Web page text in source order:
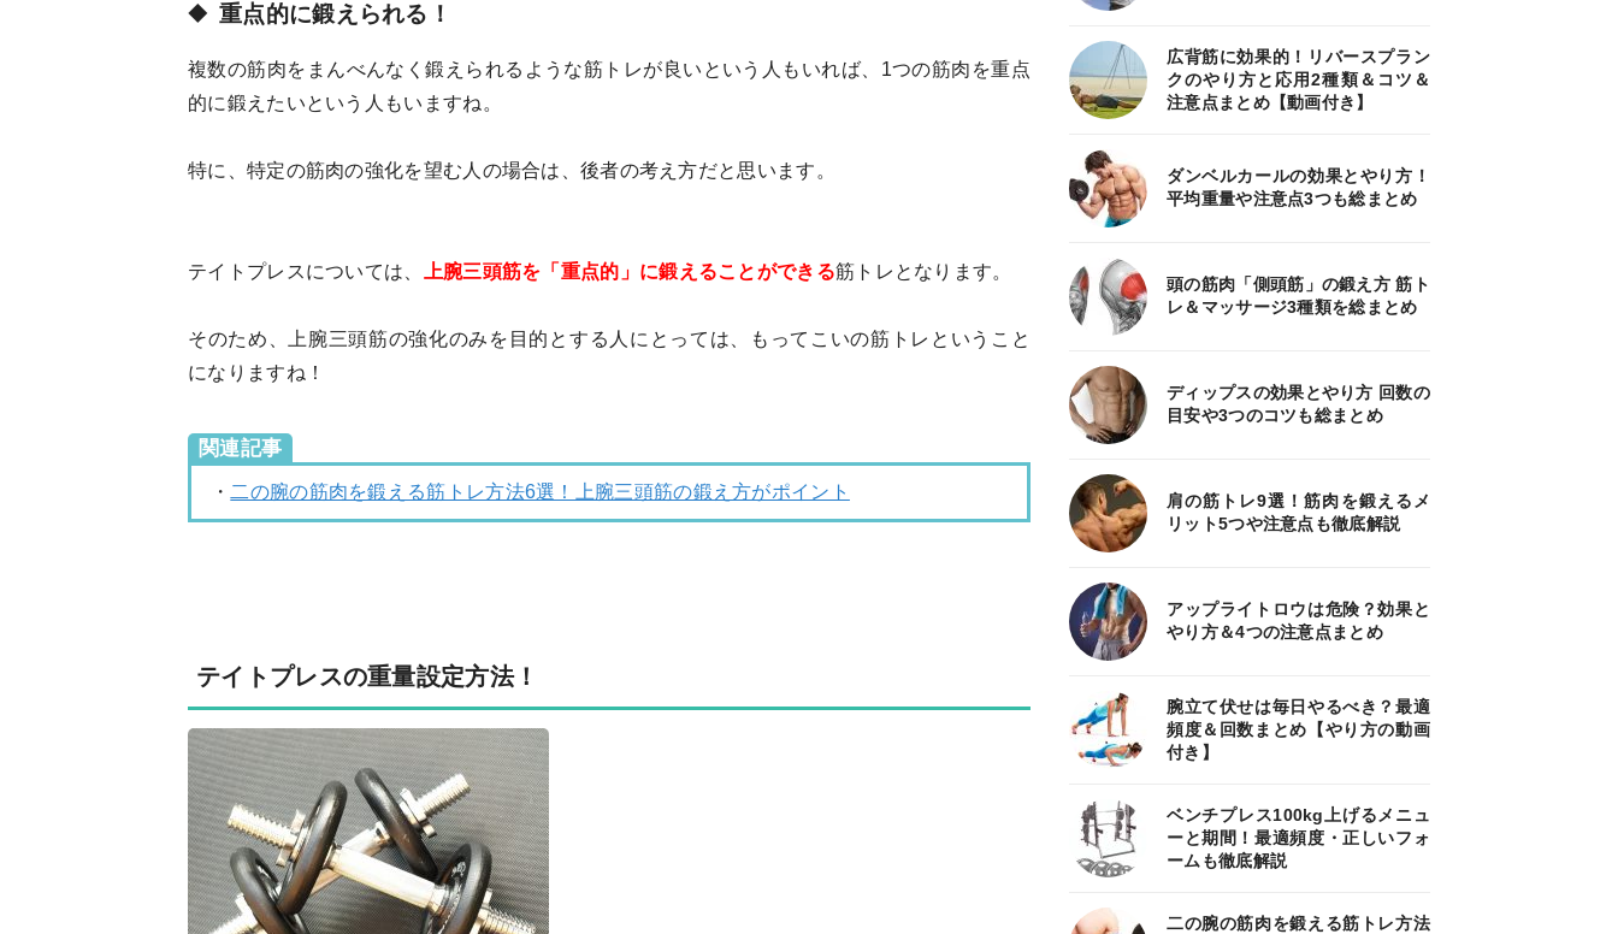
重点的に鍛えられる！
複数の筋肉をまんべんなく鍛えられるような筋トレが良いという人もいれば、1つの筋肉を重点
的に鍛えたいという人もいますね。
特に、特定の筋肉の強化を望む人の場合は、後者の考え方だと思います。
テイトプレスについては、 上腕三頭筋を「重点的」に鍛えることができる筋トレとなります。
そのため、上腕三頭筋の強化のみを目的とする人にとっては、もってこいの筋トレということ
になりますね！
関連記事
・ 二の腕の筋肉を鍛える筋トレ方法6選！上腕三頭筋の鍛え方がポイント
テイトプレスの重量設定方法！
広背筋に効果的！リバースプラン
クのやり方と応用2種類＆コツ＆
注意点まとめ【動画付き】
ダンベルカールの効果とやり方！
平均重量や注意点3つも総まとめ
頭の筋肉「側頭筋」の鍛え方 筋ト
レ＆マッサージ3種類を総まとめ
ディップスの効果とやり方 回数の
目安や3つのコツも総まとめ
肩の筋トレ9選！筋肉を鍛えるメ
リット5つや注意点も徹底解説
アップライトロウは危険？効果と
やり方＆4つの注意点まとめ
腕立て伏せは毎日やるべき？最適
頻度＆回数まとめ【やり方の動画
付き】
ベンチプレス100kg上げるメニュ
ーと期間！最適頻度・正しいフォ
ームも徹底解説
二の腕の筋肉を鍛える筋トレ方法